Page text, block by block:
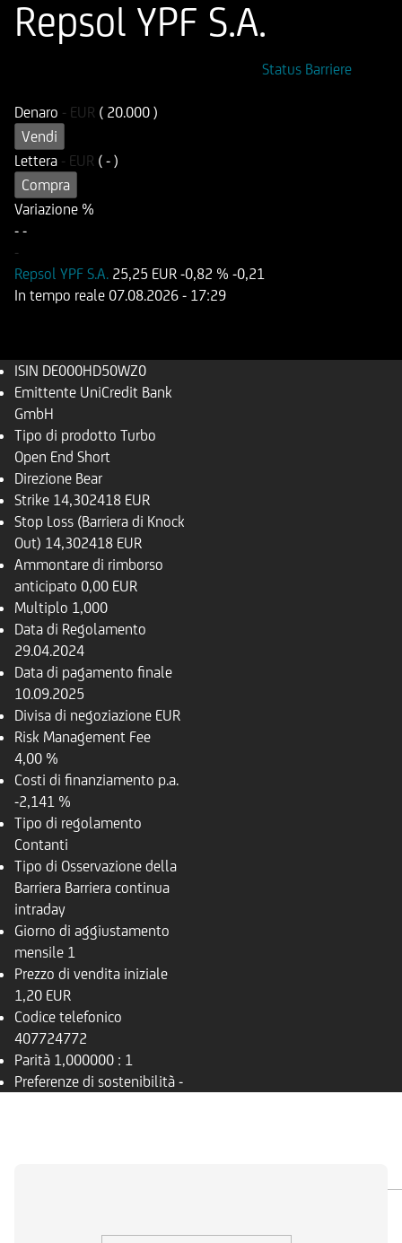
Repsol YPF S.A.
Status Barriere
Denaro - EUR ( 20.000 )
Vendi
Lettera - EUR ( - )
Compra
Variazione %
- -
-
Repsol YPF S.A. 25,25 EUR -0,82 % -0,21
In tempo reale 07.08.2026 - 17:29
ISIN DE000HD50WZ0
Emittente UniCredit Bank
GmbH
Tipo di prodotto Turbo
Open End Short
Direzione Bear
Strike 14,302418 EUR
Stop Loss (Barriera di Knock
Out) 14,302418 EUR
Ammontare di rimborso
anticipato 0,00 EUR
Multiplo 1,000
Data di Regolamento
29.04.2024
Data di pagamento finale
10.09.2025
Divisa di negoziazione EUR
Risk Management Fee
4,00 %
Costi di finanziamento p.a.
-2,141 %
Tipo di regolamento
Contanti
Tipo di Osservazione della
Barriera Barriera continua
intraday
Giorno di aggiustamento
mensile 1
Prezzo di vendita iniziale
1,20 EUR
Codice telefonico
407724772
Parità 1,000000 : 1
Preferenze di sostenibilità -